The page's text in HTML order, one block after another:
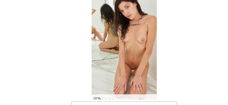
Η Alya και η Oksi καθρεφτίζουν την καλλιτεχνία